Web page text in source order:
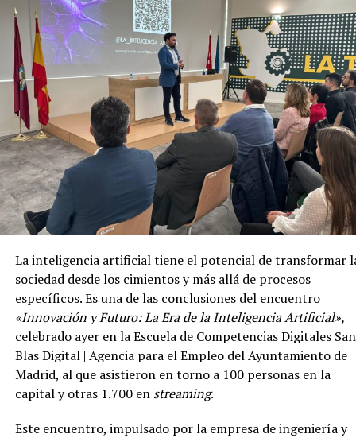
La creación de redes específicas en territorios con
propia como Colombia Business Market con la adhesión
nacional de instituciones y entidades del tejido colombiano
innovación, o recientemente la puesta en marcha de la
creación de Latam Business Market para aglutinar perfiles
toda la región impulsan la escalabilidad del proyecto de
plataforma lobby del emprendimiento, y reconocimientos
como el Premio Internacional de Mentoring de la
AMCES, el Premio Innovación de la Escuela de Negocios
Business School o del Premio ECOFIN, ponen de relieve el
impacto de esta plataforma.
Qué es la Red Business Market
LaRed Business Market, que nació hace quince años en
España, se consolida hoy junto con la Asociación
Internacional de Startups como dosprotagonistas de
la escena de la innovación, el emprendimiento y el
desarrollo de ecosistemas startups.Conformada por
diversos verticales, la red se ha desarrollado con la
dentro de la misma de la Red Internacional de
La inteligencia artificial tiene el potencial de transformar
sociedad desde los cimientos y más allá de procesos
específicos. Es una de las conclusiones del encuentro
«Innovación y Futuro: La Era de la Inteligencia Artificial»,
celebrado ayer en la Escuela de Competencias Digitales San
Blas Digital | Agencia para el Empleo del Ayuntamiento de
Madrid, al que asistieron en torno a 100 personas en la
capital y otras 1.700 en streaming.
Este encuentro, impulsado por la empresa de ingeniería y